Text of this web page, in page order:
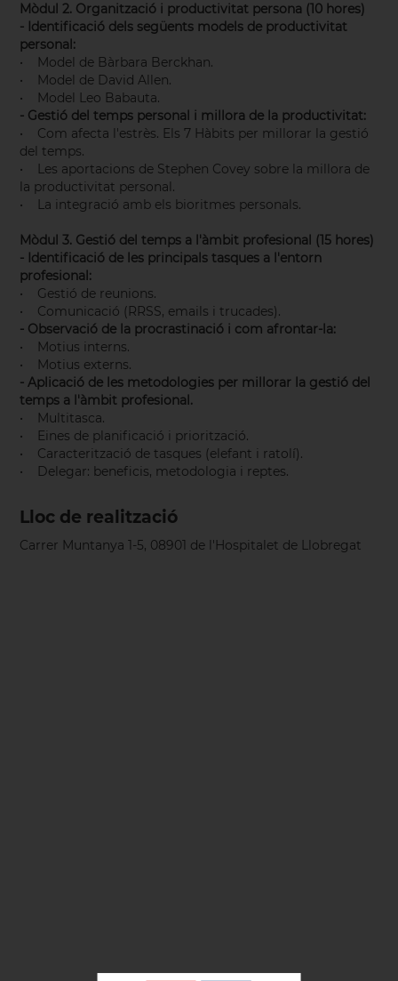
Mòdul 2. Organització i productivitat persona (10 hores)
- Identificació dels següents models de productivitat
personal:
• Model de Bàrbara Berckhan.
• Model de David Allen.
• Model Leo Babauta.
- Gestió del temps personal i millora de la productivitat:
• Com afecta l'estrès. Els 7 Hàbits per millorar la gestió
del temps.
• Les aportacions de Stephen Covey sobre la millora de
la productivitat personal.
• La integració amb els bioritmes personals.
Mòdul 3. Gestió del temps a l'àmbit profesional (15 hores)
- Identificació de les principals tasques a l'entorn
profesional:
• Gestió de reunions.
• Comunicació (RRSS, emails i trucades).
- Observació de la procrastinació i com afrontar-la:
• Motius interns.
• Motius externs.
- Aplicació de les metodologies per millorar la gestió del
temps a l'àmbit profesional.
• Multitasca.
• Eines de planificació i priorització.
• Caracterització de tasques (elefant i ratolí).
• Delegar: beneficis, metodologia i reptes.
Lloc de realització
Carrer Muntanya 1-5, 08901 de l'Hospitalet de Llobregat